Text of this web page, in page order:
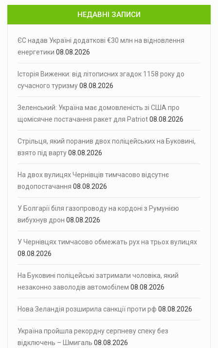
НЕДАВНІ ЗАПИСИ
ЄС надав Україні додаткові €30 млн на відновлення
енергетики 08.08.2026
Історія Виженки: від літописних згадок 1158 року до
сучасного туризму08.08.2026
Зеленський: Україна має домовленість зі США про
щомісячне постачання ракет для Patriot08.08.2026
Стрільця, який поранив двох поліцейських на Буковині,
взято під варту08.08.2026
На двох вулицях Чернівців тимчасово відсутнє
водопостачання 08.08.2026
У Болгарії біля газопроводу на кордоні з Румунією
вибухнув дрон 08.08.2026
У Чернівцях тимчасово обмежать рух на трьох вулицях
08.08.2026
На Буковині поліцейські затримали чоловіка, який
незаконно заволодів автомобілем 08.08.2026
Нова Зеландія розширила санкції проти рф 08.08.2026
Україна пройшла рекордну серпневу спеку без
відключень – Шмигаль 08.08.2026